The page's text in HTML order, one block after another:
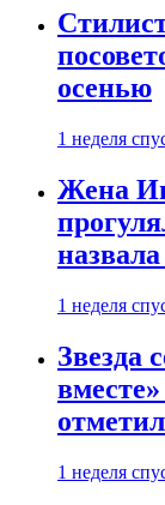
осенью
1 неделя
Жена
1 неделя
Звезда
1 неделя